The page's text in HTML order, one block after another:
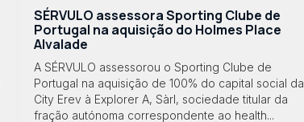
SÉRVULO assessora Sporting Clube de
Portugal na aquisição do Holmes Place
Alvalade
A SÉRVULO assessorou o Sporting Clube de
Portugal na aquisição de 100% do capital social da
City Erev à Explorer A, Sàrl, sociedade titular da
fração autónoma correspondente ao health...